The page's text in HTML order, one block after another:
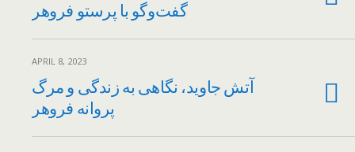
گفت‌وگو با پرستو فروهر
APRIL 8, 2023
آتش جاوید، نگاهی به زندگی و مرگ
پروانه فروهر